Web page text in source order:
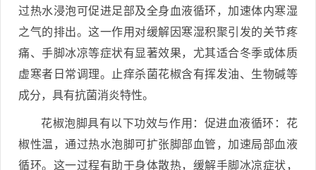
过热水浸泡可促进足部及全身血液循环，加速体内寒湿
之气的排出。这一作用对缓解因寒湿积聚引发的关节疼
痛、手脚冰凉等症状有显著效果，尤其适合冬季或体质
虚寒者日常调理。止痒杀菌花椒含有挥发油、生物碱等
成分，具有抗菌消炎特性。
花椒泡脚具有以下功效与作用：促进血液循环：花
椒性温，通过热水泡脚可扩张脚部血管，加速局部血液
循环。这一过程有助于身体散热，缓解手脚冰凉症状，